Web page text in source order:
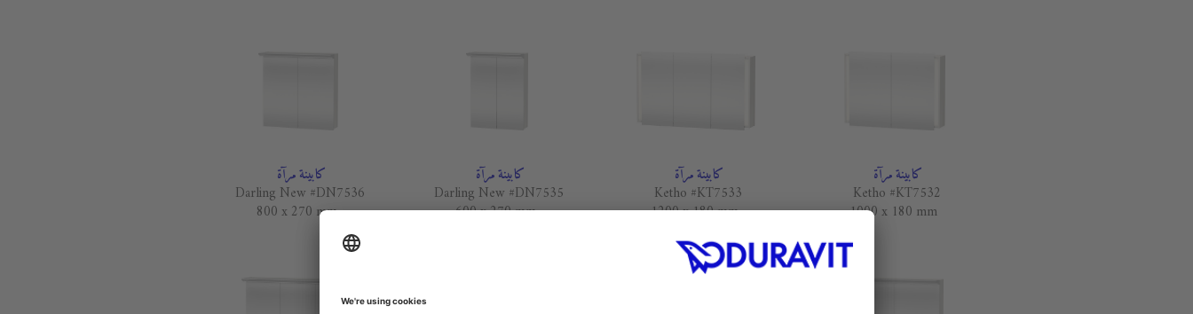
كابينة مرآة
Ketho #KT7532
1000 x 180 mm
كابينة مرآة
Ketho #KT7533
1200 x 180 mm
كابينة مرآة
Darling New #DN7535
600 x 270 mm
كابينة مرآة
Darling New #DN7536
800 x 270 mm